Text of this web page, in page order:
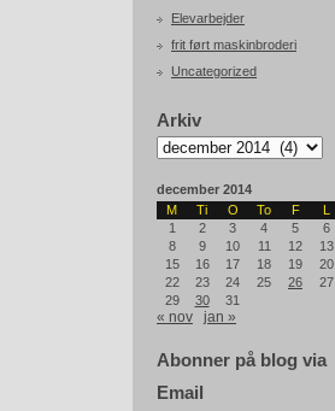
Elevarbejder
frit ført maskinbroderi
Uncategorized
Arkiv
Arkiv
december 2014
M
Ti O To F L
1
2 3 4 5 6
8
9 10 11 12 13
15
16 17 18 19 20
22
23 24 25 26 27
29
30 31
« nov jan »
Abonner på blog via
Email